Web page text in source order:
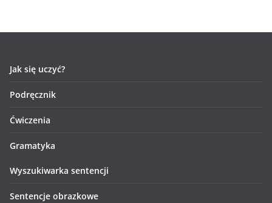
Jak się uczyć?
Podręcznik
Ćwiczenia
Gramatyka
Wyszukiwarka sentencji
Sentencje obrazkowe